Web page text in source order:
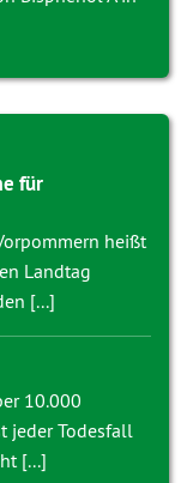
für
heißt
Landtag
[...]
10.000
jeder Todesfall
[...]